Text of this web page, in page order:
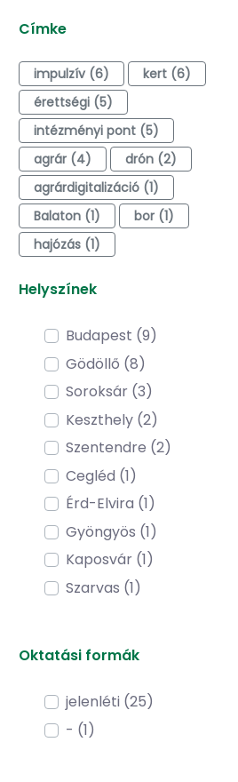
Címke
impulzív (6)
kert (6)
érettségi (5)
intézményi pont (5)
agrár (4)
drón (2)
agrárdigitalizáció (1)
Balaton (1)
bor (1)
hajózás (1)
Helyszínek
Budapest (9)
Gödöllő (8)
Soroksár (3)
Keszthely (2)
Szentendre (2)
Cegléd (1)
Érd-Elvira (1)
Gyöngyös (1)
Kaposvár (1)
Szarvas (1)
Oktatási formák
jelenléti (25)
- (1)